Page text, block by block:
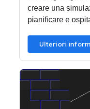
creare una
pianificare e
Ulteriori